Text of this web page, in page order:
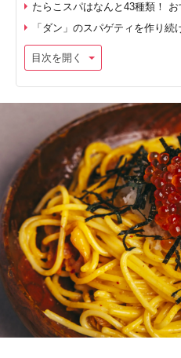
たらこスパはなんと43種類！ お
「ダン」のスパゲティを作り続
目次を開く